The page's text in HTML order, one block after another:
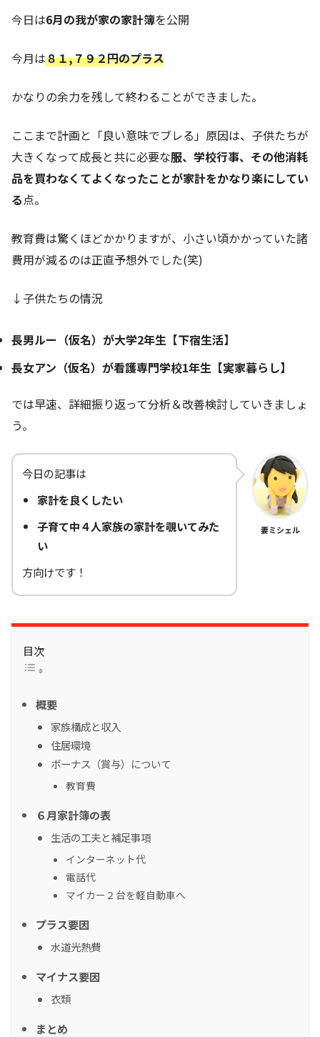
今日は6月の我が家の家計簿を公開
今月は８１,７９２円のプラス
かなりの余力を残して終わることができました。
ここまで計画と「良い意味でブレる」原因は、子供たちが
大きくなって成長と共に必要な服、学校行事、その他消耗
品を買わなくてよくなったことが家計をかなり楽にしてい
る点。
教育費は驚くほどかかりますが、小さい頃かかっていた諸
費用が減るのは正直予想外でした(笑)
↓子供たちの情況
長男ルー（仮名）が大学2年生【下宿生活】
長女アン（仮名）が看護専門学校1年生【実家暮らし】
では早速、詳細振り返って分析＆改善検討していきましょ
う。
今日の記事は
家計を良くしたい
子育て中４人家族の家計を覗いてみた
い
方向けです！
妻ミシェル
目次
概要
家族構成と収入
住居環境
ボーナス（賞与）について
教育費
６月家計簿の表
生活の工夫と補足事項
インターネット代
電話代
マイカー２台を軽自動車へ
プラス要因
水道光熱費
マイナス要因
衣類
まとめ